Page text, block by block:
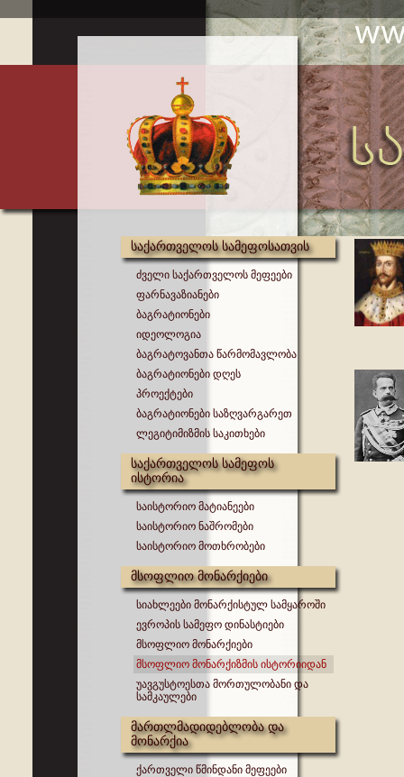
საქართველოს სამეფოსათვის
ძველი საქართველოს მეფეები
ფარნავაზიანები
ბაგრატიონები
იდეოლოგია
ბაგრატოვანთა წარმომავლობა
ბაგრატიონები დღეს
პროექტები
ბაგრატიონები საზღვარგარეთ
ლეგიტიმიზმის საკითხები
საქართველოს სამეფოს
ისტორია
საისტორიო მატიანეები
საისტორიო ნაშრომები
საისტორიო მოთხრობები
მსოფლიო მონარქიები
სიახლეები მონარქისტულ სამყაროში
ევროპის სამეფო დინასტიები
მსოფლიო მონარქიები
მსოფლიო მონარქიზმის ისტორიიდან
უავგუსტოესთა მორთულობანი და
სამკაულები
მართლმადიდებლობა და
მონარქია
ქართველი წმინდანი მეფეები